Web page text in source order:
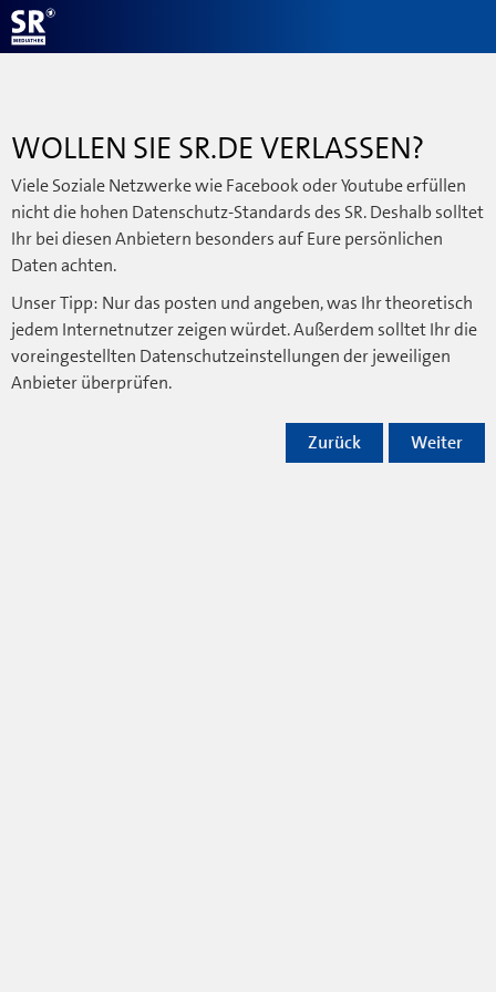
WOLLEN SIE SR.DE VERLASSEN?
Viele Soziale Netzwerke wie Facebook oder Youtube erfüllen
nicht die hohen Datenschutz-Standards des SR. Deshalb solltet
Ihr bei diesen Anbietern besonders auf Eure persönlichen
Daten achten.
Unser Tipp: Nur das posten und angeben, was Ihr theoretisch
jedem Internetnutzer zeigen würdet. Außerdem solltet Ihr die
voreingestellten Datenschutzeinstellungen der jeweiligen
Anbieter überprüfen.
Weiter
Zurück